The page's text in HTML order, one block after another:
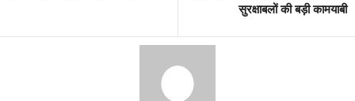
सुरक्षाबलों की बड़ी कामयाबी